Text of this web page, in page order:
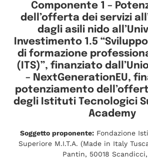
Componente 1 –
dell’offerta dei servizi
dagli asili nido
Investimento 1.5
di formazione
(ITS)”, finanziato
– NextGenerationEU,
potenziamento
degli Istituti Tecnologici
Academy
Soggetto proponente:Fondazione
Superiore M.I.T.A. (Made in Italy
Pantin, 50018